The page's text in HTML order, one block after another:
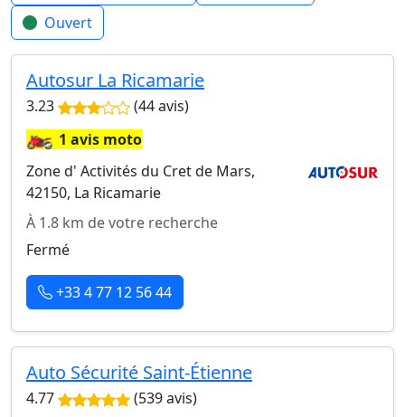
Ouvert
Autosur La Ricamarie
3.23 (44 avis)
🏍️1 avis moto
Zone d' Activités du Cret de Mars,
42150, La Ricamarie
À 1.8 km de votre recherche
Fermé
+33 4 77 12 56 44
Auto Sécurité Saint-Étienne
4.77 (539 avis)